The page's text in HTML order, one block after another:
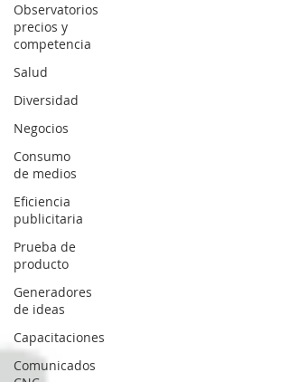
Observatorios
precios y
competencia
Salud
Diversidad
Negocios
Consumo
de medios
Eficiencia
publicitaria
Prueba de
producto
Generadores
de ideas
Capacitaciones
Comunicados